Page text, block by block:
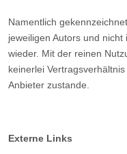
Namentlich
jeweiligen Autors und
wieder. Mit der reinen
keinerlei
Anbieter zustande.
Externe Links